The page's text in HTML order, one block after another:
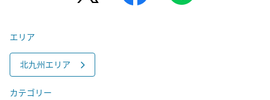
エリア
北九州エリア
カテゴリー